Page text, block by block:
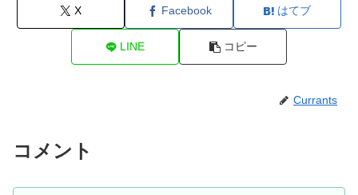
X Facebook はてブ
LINE コピー
Currants
コメント